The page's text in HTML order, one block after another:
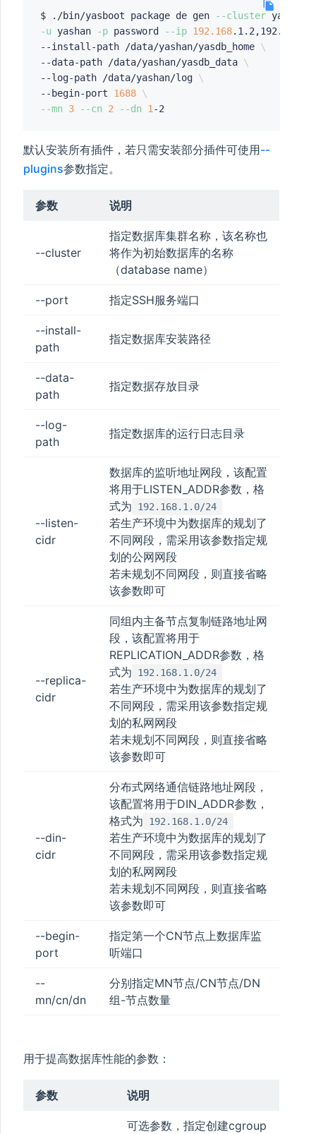
$ ./bin/yasboot package de gen --cluster
-u yashan -p password --ip 192.168
--install-path /data/yashan/yasdb_home \
--data-path /data/yashan/yasdb_data \
--log-path /data/yashan/log \
--begin-port 1688 \
--mn
3 --cn 2 --dn 1
默认安装所有插件，若只需安装部分插件可使用--
plugins参数指定。
参数 说明
--cluster
指定数据库集群名称，该名称也
将作为初始数据库的名称
（database name）
--port 指定SSH服务端口
--install-
path
指定数据库安装路径
--data-
path
指定数据存放目录
--log-
path
指定数据库的运行日志目录
--listen-
cidr
数据库的监听地址网段，该配置
将用于LISTEN_ADDR参数，格
式为
192.168.1.0/24
若生产环境中为数据库的规划了
不同网段，需采用该参数指定规
划的公网网段
若未规划不同网段，则直接省略
该参数即可
--replica-
cidr
同组内主备节点复制链路地址网
段，该配置将用于
REPLICATION_ADDR参数，格
式为
192.168.1.0/24
若生产环境中为数据库的规划了
不同网段，需采用该参数指定规
划的私网网段
若未规划不同网段，则直接省略
该参数即可
--din-
cidr
分布式网络通信链路地址网段，
该配置将用于DIN_ADDR参数，
格式为
192.168.1.0/24
若生产环境中为数据库的规划了
不同网段，需采用该参数指定规
划的私网网段
若未规划不同网段，则直接省略
该参数即可
--begin-
port
指定第一个CN节点上数据库监
听端口
--
mn/cn/dn
分别指定MN节点/CN节点/DN
组-节点数量
用于提高数据库性能的参数：
参数 说明
可选参数，指定创建cgroup